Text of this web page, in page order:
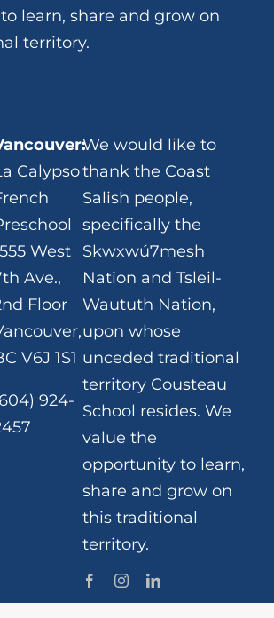
learn, share and grow on
territory.
Calypso
West
Ave.,
Floor
V6J 1S1
924-
We would like to
thank the Coast
Salish people,
specifically the
Skwxwú7mesh
Nation and Tsleil-
Waututh Nation,
upon whose
unceded traditional
territory Cousteau
School resides. We
value the
opportunity to learn,
share and grow on
this traditional
territory.